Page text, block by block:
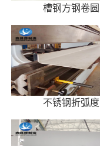
槽钢方钢卷圆
不锈钢折弧度